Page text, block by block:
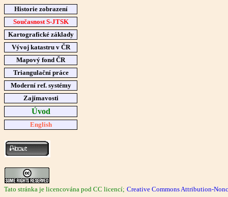
Historie zobrazení
Současnost S-JTSK
Kartografické základy
Vývoj katastru v ČR
Mapový fond ČR
Triangulační práce
Moderní ref. systémy
Zajímavosti
Úvod
English
Tato stránka je licencována pod CC licencí; Creative Commons Attribution-